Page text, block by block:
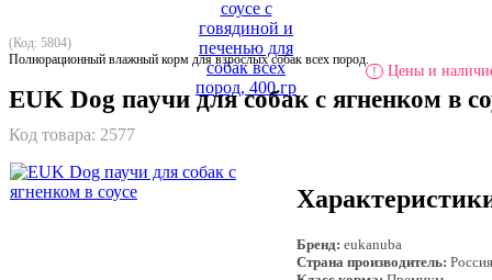
(Код: 5804)
Полнорационный влажный корм для взрослых собак всех пород.
! Цены и
EUK Dog паучи для собак с ягненком в
Код товара: 2577
Бренд: eukanuba
Страна производитель: Россия